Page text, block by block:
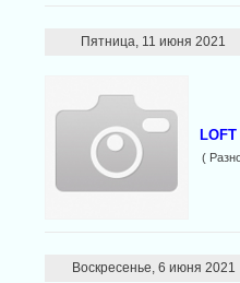
Пятница, 11 июня 2021
(
Воскресенье, 6 июня 2021